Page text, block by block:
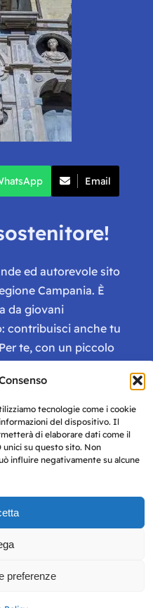
tecnologie come i cookie
del dispositivo. Il
di elaborare dati come il
su questo sito. Non
influire negativamente su alcune
preferenze
Email
ed autorevole sito
Campania. È
da giovani
contribuisci anche tu
te, con un piccolo
libri e magazine gratis
presso il tribunale di
Si nega l’utilizzo delle